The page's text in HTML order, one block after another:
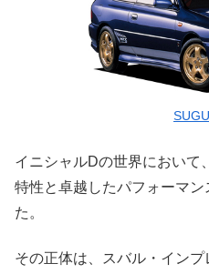
イニシャルDの世界において
特性と卓越したパフォーマ
た。
その正体は、スバル・イン